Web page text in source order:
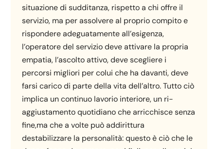
situazione di sudditanza, rispetto a chi offre il
servizio, ma per assolvere al proprio compito e
rispondere adeguatamente all’esigenza,
l’operatore del servizio deve attivare la propria
empatia, l’ascolto attivo, deve scegliere i
percorsi migliori per colui che ha davanti, deve
farsi carico di parte della vita dell’altro. Tutto ciò
implica un continuo lavorio interiore, un ri-
aggiustamento quotidiano che arricchisce senza
fine,ma che a volte può addirittura
destabilizzare la personalità: questo è ciò che le